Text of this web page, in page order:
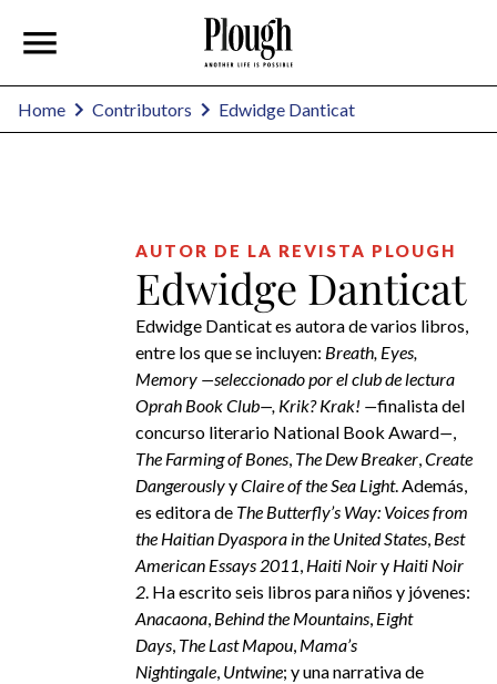
Home Contributors Edwidge Danticat
AUTOR DE LA REVISTA PLOUGH
Edwidge Danticat
Edwidge Danticat es autora de varios libros,
entre los que se incluyen: Breath, Eyes,
Memory —seleccionado por el club de lectura
Oprah Book Club—, Krik?Krak! —finalista del
concurso literario National Book Award—,
The Farming of Bones, The Dew Breaker,Create
DangerouslyyClaire of the Sea Light. Además,
es editora de The Butterfly’s Way: Voices from
the Haitian Dyaspora in the United States, Best
American Essays 2011, Haiti Noiry Haiti Noir
2. Ha escrito seis libros para niños y jóvenes:
Anacaona, Behind the Mountains, Eight
Days, The Last Mapou, Mama’s
Nightingale, Untwine; y una narrativa de